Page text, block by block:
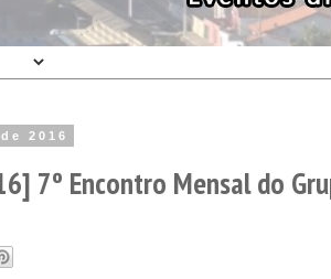
2016
7º Encontro Mensal do